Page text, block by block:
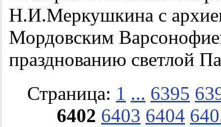
Н.И.Меркушкина с
Мордовским
празднованию светлой
Страница: 1 ... 6395
6402 6403 6404